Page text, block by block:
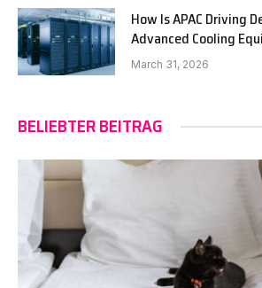
How Is APAC Driving
Advanced Cooling
March 31, 2026
BELIEBTER BEITRAG